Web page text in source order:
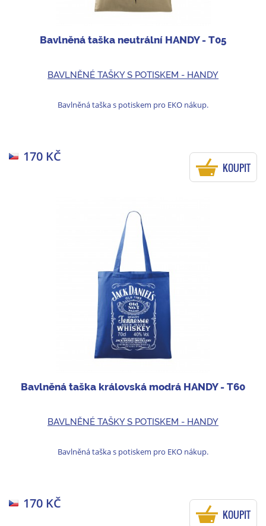
Bavlněná taška neutrální HANDY - T05
BAVLNĚNÉ TAŠKY S POTISKEM - HANDY
Bavlněná taška s potiskem pro EKO nákup.
170 KČ
KOUPIT
Bavlněná taška královská modrá HANDY - T60
BAVLNĚNÉ TAŠKY S POTISKEM - HANDY
Bavlněná taška s potiskem pro EKO nákup.
170 KČ
KOUPIT